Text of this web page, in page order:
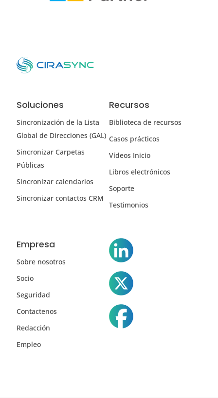
Soluciones
Sincronización de la Lista
Global de Direcciones (GAL)
Sincronizar Carpetas
Públicas
Sincronizar calendarios
Sincronizar contactos CRM
Recursos
Biblioteca de recursos
Casos prácticos
Vídeos Inicio
Libros electrónicos
Soporte
Testimonios
Empresa
Sobre nosotros
Socio
Seguridad
Contactenos
Redacción
Empleo